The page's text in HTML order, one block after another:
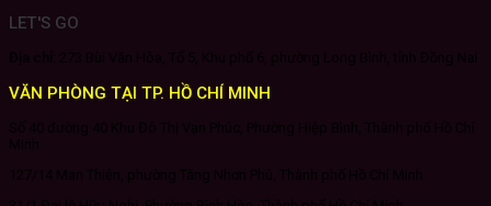
LET'S GO
VĂN PHÒNG TẠI TP. HỒ CHÍ MINH